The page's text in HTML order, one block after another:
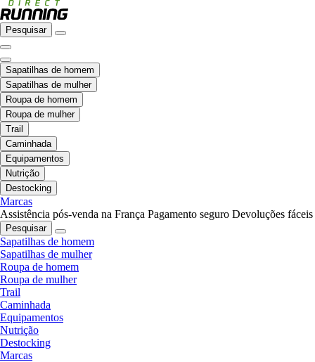
Pesquisar
Sapatilhas de homem
Sapatilhas de mulher
Roupa de homem
Roupa de mulher
Trail
Caminhada
Equipamentos
Nutrição
Destocking
Marcas
Assistência pós-venda na França Pagamento seguro Devoluções fáceis
Pesquisar
Sapatilhas de homem
Sapatilhas de mulher
Roupa de homem
Roupa de mulher
Trail
Caminhada
Equipamentos
Nutrição
Destocking
Marcas